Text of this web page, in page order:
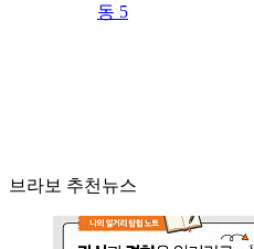
동 5
브라보 추천뉴스